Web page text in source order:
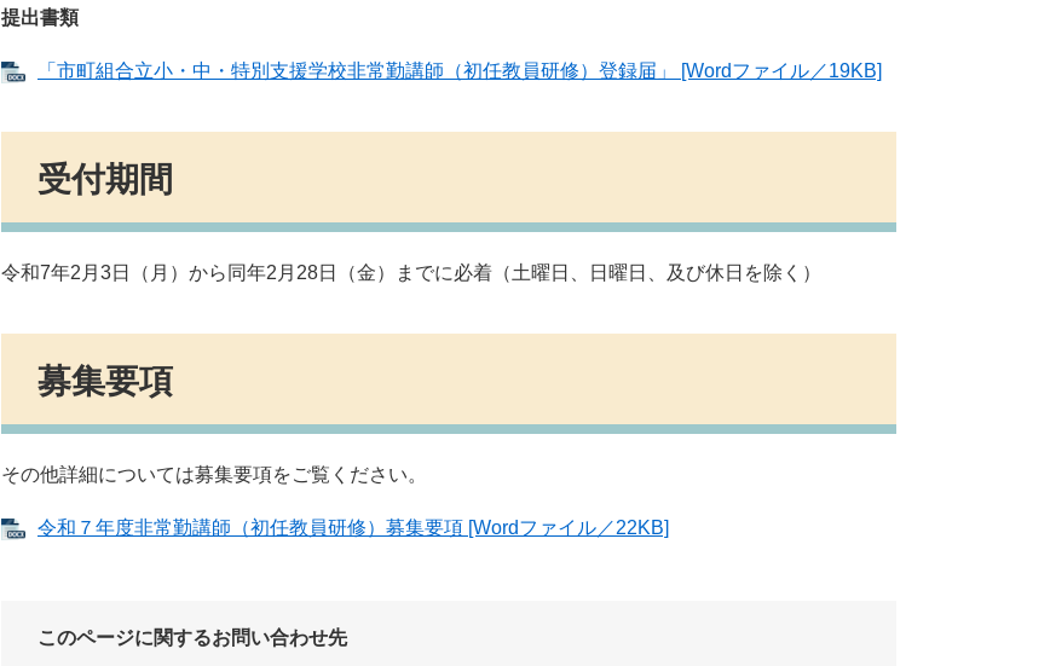
提出書類
「市町組合立小・中・特別支援学校非常勤講師（初任教員研修）登録届」 [Wordファイル／19KB]
受付期間
令和7年2月3日（月）から同年2月28日（金）までに必着（土曜日、日曜日、及び休日を除く）
募集要項
その他詳細については募集要項をご覧ください。
令和７年度非常勤講師（初任教員研修）募集要項 [Wordファイル／22KB]
このページに関するお問い合わせ先